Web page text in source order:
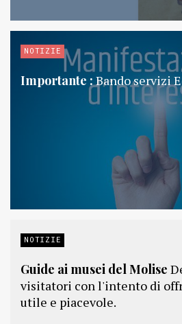
NOTIZIE
Importante :Bando servizi
NOTIZIE
Guide ai musei del Molise
visitatori con l'intento di
utile e piacevole.